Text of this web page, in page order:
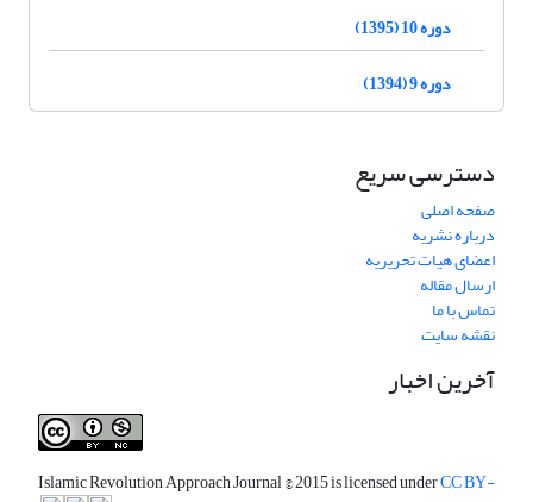
دوره 10 (1395)
دوره 9 (1394)
دسترسی سریع
صفحه اصلی
درباره نشریه
اعضای هیات تحریریه
ارسال مقاله
تماس با ما
نقشه سایت
آخرین اخبار
Islamic Revolution Approach Journal© 2015 is licensed underCC BY-